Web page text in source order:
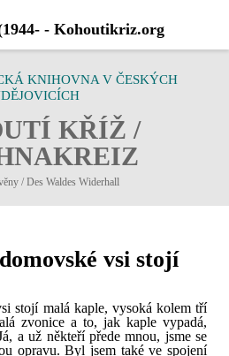
KNIHOVNA V ČESKÝCH
KŘÍŽ /
/ Des Waldes Widerhall
vsi stojí
stojí malá kaple, vysoká kolem tří
zvonice a to, jak kaple vypadá,
a už někteří přede mnou, jsme se
opravu. Byl jsem také ve spojení
- Kohoutikriz.org